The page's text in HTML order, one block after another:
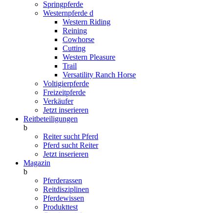
Springpferde
Westernpferde d
Western Riding
Reining
Cowhorse
Cutting
Western Pleasure
Trail
Versatility Ranch Horse
Voltigierpferde
Freizeitpferde
Verkäufer
Jetzt inserieren
Reitbeteiligungen
b
Reiter sucht Pferd
Pferd sucht Reiter
Jetzt inserieren
Magazin
b
Pferderassen
Reitdisziplinen
Pferdewissen
Produkttest